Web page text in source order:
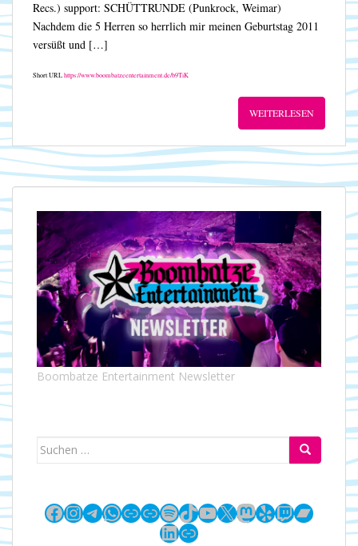
Recs.) support: SCHÜTTRUNDE (Punkrock, Weimar)
Nachdem die 5 Herren so herrlich mir meinen Geburtstag 2011
versüßt und […]
Short URLhttps://www.boombatzeentertainment.de/b9TiK
WEITERLESEN
Boombatze Entertainment Newsletter
Suchen
Facebook
Instagram
Telegram
WhatsApp
LinkLinkSpotify
TikTok
YouTube
X Mastodon
YelpTwitch
LinkedIn
Link